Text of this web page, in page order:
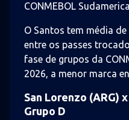
CONMEBOL
O Santos tem média
entre os passes
fase de grupos da
2026, a menor marca
San Lorenzo (ARG)
Grupo D